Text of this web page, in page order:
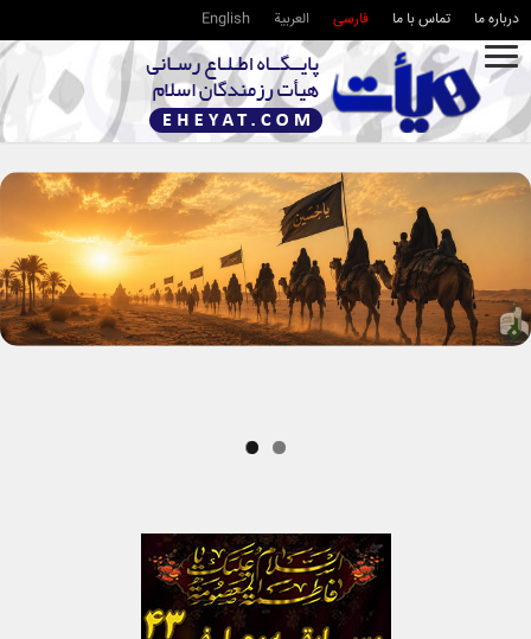
درباره ما تماس با ما فارسی العربية English